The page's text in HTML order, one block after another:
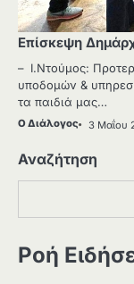
Επίσκεψη
– Ι.Ντούμος:
υποδομών &
τα παιδιά μας…
Ο Διάλογος 3 Μαΐου
Αναζήτηση
Ροή